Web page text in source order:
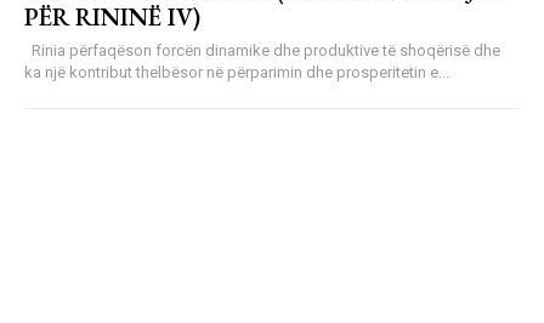
PËR RININË IV)
ka një kontribut thelbësor në përparimin dhe prosperitetin e...